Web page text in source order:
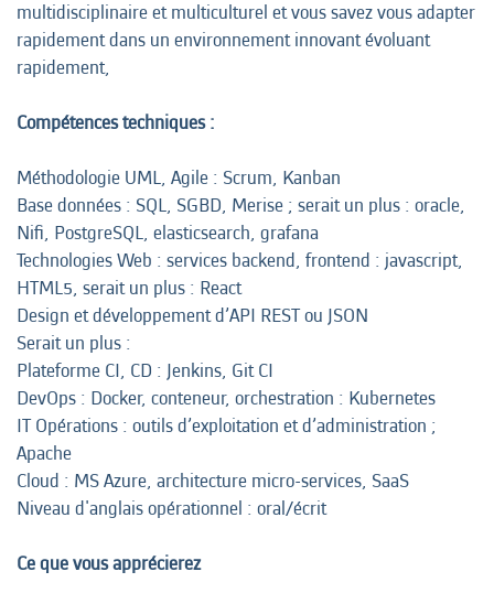
multidisciplinaire et multiculturel et vous savez vous adapter
rapidement dans un environnement innovant évoluant
rapidement,
Compétences techniques :
Méthodologie UML, Agile : Scrum, Kanban
Base données : SQL, SGBD, Merise ; serait un plus : oracle,
Nifi, PostgreSQL, elasticsearch, grafana
Technologies Web : services backend, frontend : javascript,
HTML5, serait un plus : React
Design et développement d’API REST ou JSON
Serait un plus :
Plateforme CI, CD : Jenkins, Git CI
DevOps : Docker, conteneur, orchestration : Kubernetes
IT Opérations : outils d’exploitation et d’administration ;
Apache
Cloud : MS Azure, architecture micro-services, SaaS
Niveau d'anglais opérationnel : oral/écrit
Ce que vous apprécierez